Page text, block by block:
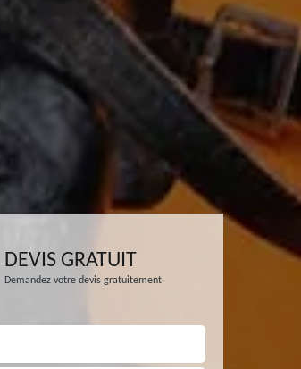
DEVIS GRATUIT
Demandez votre devis gratuitement